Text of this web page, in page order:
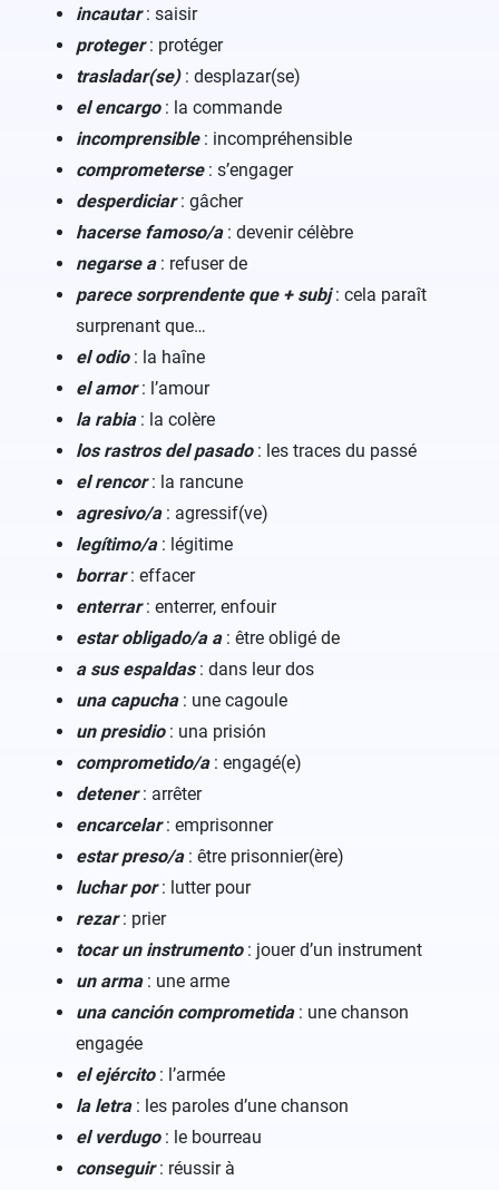
incautar : saisir
proteger : protéger
trasladar(se): desplazar(se)
el encargo: la commande
incomprensible : incompréhensible
comprometerse: s’engager
desperdiciar: gâcher
hacerse famoso/a: devenir célèbre
negarse a : refuser de
parece sorprendente que + subj: cela paraît
surprenant que…
el odio: la haîne
el amor : l’amour
la rabia: la colère
los rastros del pasado : les traces du passé
el rencor: la rancune
agresivo/a: agressif(ve)
legítimo/a: légitime
borrar : effacer
enterrar : enterrer, enfouir
estar obligado/a a: être obligé de
a sus espaldas: dans leur dos
una capucha: une cagoule
un presidio: una prisión
comprometido/a: engagé(e)
detener: arrêter
encarcelar : emprisonner
estar preso/a : être prisonnier(ère)
luchar por : lutter pour
rezar : prier
tocar un instrumento : jouer d’un instrument
un arma: une arme
una canción comprometida: une chanson
engagée
el ejército: l’armée
la letra: les paroles d’une chanson
el verdugo: le bourreau
conseguir: réussir à